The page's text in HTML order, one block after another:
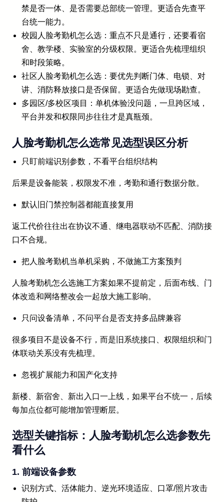
禁是否一体、是否需要总部统一管理。更适合先查平
台统一能力。
校园人脸考勤机怎么选：重点不只是通行，还要看宿
舍、教学楼、实验室的分级权限。更适合先梳理组织
和时段策略。
社区人脸考勤机怎么选：要优先判断门体、电锁、对
讲、消防释放接口是否保留。更适合先做现场勘查。
多园区/多校区项目：单机体验没问题，一旦跨区域，
平台并发和权限同步往往才是真瓶颈。
人脸考勤机怎么选常见选型误区分析
只盯前端识别参数，不看平台组织结构
后果是设备能装，权限发不准，考勤和通行数据分散。
默认旧门禁控制器都能直接复用
返工代价往往出在协议不通、继电器联动不匹配、消防接
口不合规。
把人脸考勤机当单机采购，不做施工方案预判
人脸考勤机怎么选施工方案如果不提前定，后面布线、门
体改造和网络整改会一起放大施工影响。
只问设备清单，不问平台是否支持多品牌兼容
很多项目不是设备不行，而是旧系统接口、权限组织和门
体联动关系没有先梳理。
忽视扩展能力和国产化支持
新楼、新宿舍、新出入口一上线，如果平台不统一，后续
每加点位都可能增加管理断层。
选型关键指标：人脸考勤机怎么选参数先
看什么
1. 前端设备参数
识别方式、活体能力、逆光环境适应、口罩/照片攻击